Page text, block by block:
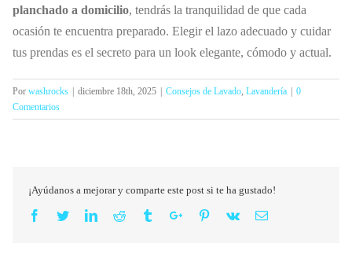
planchado a domicilio, tendrás la tranquilidad de que cada
ocasión te encuentra preparado. Elegir el lazo adecuado y cuidar
tus prendas es el secreto para un look elegante, cómodo y actual.
Por washrocks | diciembre 18th, 2025 | Consejos de Lavado, Lavandería | 0
Comentarios
¡Ayúdanos a mejorar y comparte este post si te ha gustado!
Facebook
TwitterLinkedinReddit TumblrGoogle+Pinterest
Vk Email